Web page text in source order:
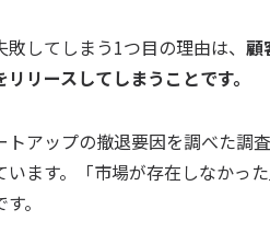
してしまう1つ目の理由は、 顧
リースしてしまうことです。
トアップの撤退要因を調べた調
います。「市場が存在しなかっ
。